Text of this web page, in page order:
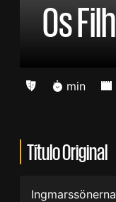
Os
min
Título Original
Ingmarssönerna